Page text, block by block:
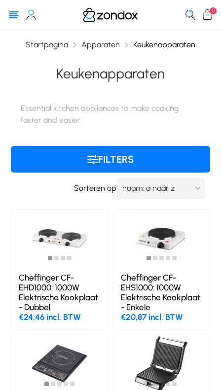
0
Startpagina Apparaten Keukenapparaten
Keukenapparaten
Essential kitchen appliances to make cooking
faster and easier.
FILTERS
Sorteren op
Cheffinger CF-
EHD1000: 1000W
Elektrische Kookplaat
- Dubbel
€24,46 incl. BTW
Cheffinger CF-
EHS1000: 1000W
Elektrische Kookplaat
- Enkele
€20,87 incl. BTW